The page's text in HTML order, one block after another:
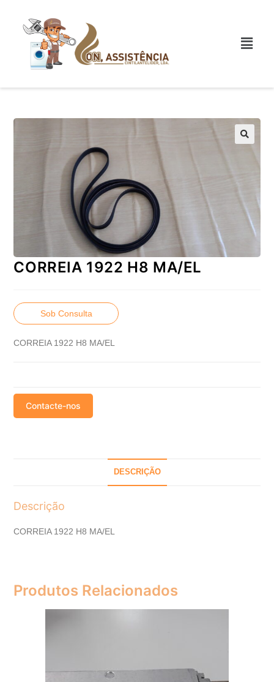
CORREIA 1922 H8 MA/EL
Sob Consulta
CORREIA 1922 H8 MA/EL
Contacte-nos
DESCRIÇÃO
Descrição
CORREIA 1922 H8 MA/EL
Produtos Relacionados